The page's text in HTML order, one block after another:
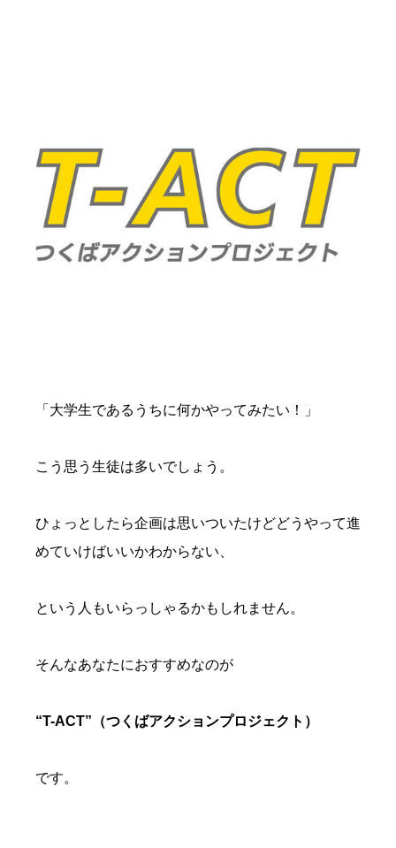
「大学生であるうちに何かやってみたい！」
こう思う生徒は多いでしょう。
ひょっとしたら企画は思いついたけどどうやって進
めていけばいいかわからない、
という人もいらっしゃるかもしれません。
そんなあなたにおすすめなのが
“T-ACT”（つくばアクションプロジェクト）
です。